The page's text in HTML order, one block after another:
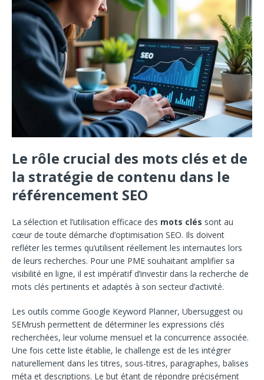
Le rôle crucial des mots clés et de
la stratégie de contenu dans le
référencement SEO
La sélection et l’utilisation efficace des mots clés sont au
cœur de toute démarche d’optimisation SEO. Ils doivent
refléter les termes qu’utilisent réellement les internautes lors
de leurs recherches. Pour une PME souhaitant amplifier sa
visibilité en ligne, il est impératif d’investir dans la recherche de
mots clés pertinents et adaptés à son secteur d’activité.
Les outils comme Google Keyword Planner, Ubersuggest ou
SEMrush permettent de déterminer les expressions clés
recherchées, leur volume mensuel et la concurrence associée.
Une fois cette liste établie, le challenge est de les intégrer
naturellement dans les titres, sous-titres, paragraphes, balises
méta et descriptions. Le but étant de répondre précisément